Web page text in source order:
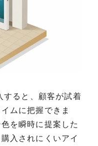
すると、顧客が試着
ムに把握できま
を瞬時に提案した
入されにくいアイ